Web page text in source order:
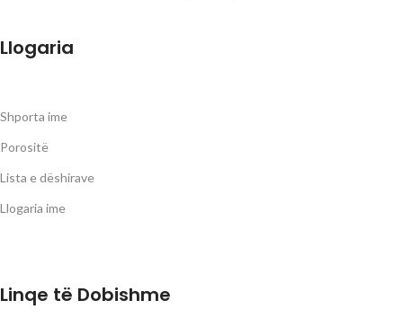
Llogaria
Shporta ime
Porositë
Lista e dëshirave
Llogaria ime
Linqe të Dobishme